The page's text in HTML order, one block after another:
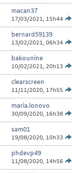
macan37
17/03/2021, 15h44
bernard59139
13/02/2021, 06h34
bakounine
10/02/2021, 20h13
clearscreen
11/11/2020, 17h55
maria.lonovo
30/09/2020, 16h38
sam01
19/08/2020, 10h33
phdevp49
11/08/2020, 14h56